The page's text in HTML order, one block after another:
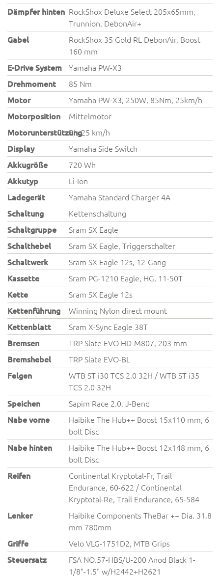
Dämpfer hinten RockShox Deluxe Select 205x65mm,
Trunnion, DebonAir+
Gabel
RockShox 35 Gold RL DebonAir, Boost
160 mm
E-Drive System
Yamaha PW-X3
Drehmoment
85 Nm
Motor
Yamaha PW-X3, 250W, 85Nm, 25km/h
Motorposition
Mittelmotor
MotorunterstützungBis 25 km/h
Display
Yamaha Side Switch
Akkugröße
720 Wh
Akkutyp
Li-Ion
Ladegerät
Yamaha Standard Charger 4A
Schaltung
Kettenschaltung
Schaltgruppe
Sram SX Eagle
Schalthebel
Sram SX Eagle, Triggerschalter
Schaltwerk
Sram SX Eagle 12s, 12-Gang
Kassette
Sram PG-1210 Eagle, HG, 11-50T
Kette
Sram SX Eagle 12s
Kettenführung
Winning Nylon direct mount
Kettenblatt
Sram X-Sync Eagle 38T
Bremsen
TRP Slate EVO HD-M807, 203 mm
Bremshebel
TRP Slate EVO-BL
Felgen
WTB ST i30 TCS 2.0 32H / WTB ST i35
TCS 2.0 32H
Speichen
Sapim Race 2.0, J-Bend
Nabe vorne
Haibike The Hub++ Boost 15x110 mm, 6
bolt Disc
Nabe hinten
Haibike The Hub++ Boost 12x148 mm, 6
bolt Disc
Reifen
Continental Kryptotal-Fr, Trail
Endurance, 60-622 / Continental
Kryptotal-Re, Trail Endurance, 65-584
Lenker
Haibike Components TheBar ++ Dia. 31.8
mm 780mm
Griffe
Velo VLG-1751D2, MTB Grips
Steuersatz
FSA NO.57-HBS/U-200 Anod Black 1-
1/8"-1.5" w/H2442+H2621